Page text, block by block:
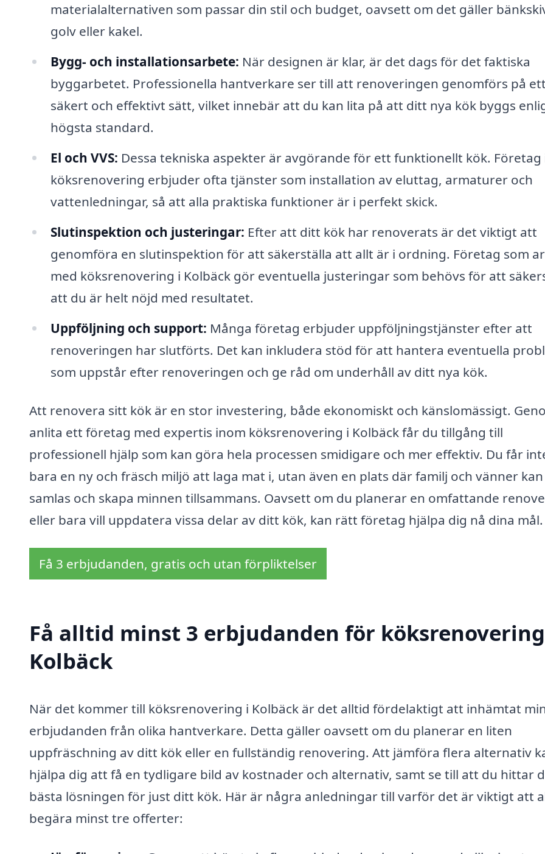
materialalternativen som passar din stil och budget, oavsett om det gäller
golv eller kakel.
Bygg- och installationsarbete: När designen är klar, är det dags för det faktiska
byggarbetet. Professionella hantverkare ser till att renoveringen genomförs på ett
säkert och effektivt sätt, vilket innebär att du kan lita på att ditt nya kök byggs
högsta standard.
El och VVS: Dessa tekniska aspekter är avgörande för ett funktionellt kök. Företag
köksrenovering erbjuder ofta tjänster som installation av eluttag, armaturer och
vattenledningar, så att alla praktiska funktioner är i perfekt skick.
Slutinspektion och justeringar: Efter att ditt kök har renoverats är det viktigt att
genomföra en slutinspektion för att säkerställa att allt är i ordning. Företag som
med köksrenovering i Kolbäck gör eventuella justeringar som behövs för att
att du är helt nöjd med resultatet.
Uppföljning och support: Många företag erbjuder uppföljningstjänster efter att
renoveringen har slutförts. Det kan inkludera stöd för att hantera eventuella
som uppstår efter renoveringen och ge råd om underhåll av ditt nya kök.
Att renovera sitt kök är en stor investering, både ekonomiskt och känslomässigt.
anlita ett företag med expertis inom köksrenovering i Kolbäck får du tillgång till
professionell hjälp som kan göra hela processen smidigare och mer effektiv. Du får
bara en ny och fräsch miljö att laga mat i, utan även en plats där familj och vänner kan
samlas och skapa minnen tillsammans. Oavsett om du planerar en omfattande
eller bara vill uppdatera vissa delar av ditt kök, kan rätt företag hjälpa dig nå dina mål.
Få 3 erbjudanden, gratis och utan förpliktelser
Få alltid minst 3 erbjudanden för
Kolbäck
När det kommer till köksrenovering i Kolbäck är det alltid fördelaktigt att inhämtat
erbjudanden från olika hantverkare. Detta gäller oavsett om du planerar en liten
uppfräschning av ditt kök eller en fullständig renovering. Att jämföra flera alternativ
hjälpa dig att få en tydligare bild av kostnader och alternativ, samt se till att du hittar
bästa lösningen för just ditt kök. Här är några anledningar till varför det är viktigt att
begära minst tre offerter: